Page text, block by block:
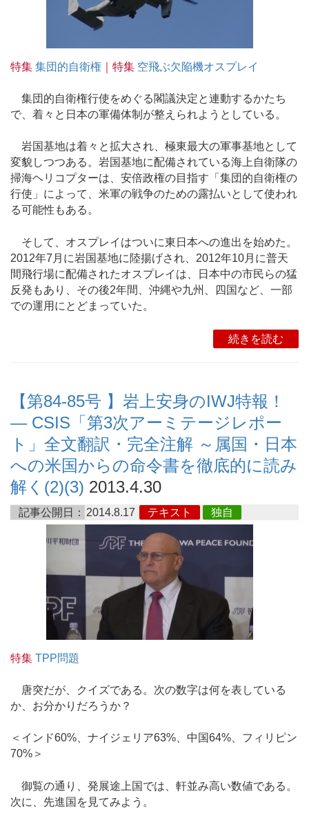
特集 集団的自衛権 ｜特集 空飛ぶ欠陥機オスプレイ
集団的自衛権行使をめぐる閣議決定と連動するかたち
で、着々と日本の軍備体制が整えられようとしている。
岩国基地は着々と拡大され、極東最大の軍事基地として
変貌しつつある。岩国基地に配備されている海上自衛隊の
掃海ヘリコプターは、安倍政権の目指す「集団的自衛権の
行使」によって、米軍の戦争のための露払いとして使われ
る可能性もある。
そして、オスプレイはついに東日本への進出を始めた。
2012年7月に岩国基地に陸揚げされ、2012年10月に普天
間飛行場に配備されたオスプレイは、日本中の市民らの猛
反発もあり、その後2年間、沖縄や九州、四国など、一部
での運用にとどまっていた。
続きを読む
【第84-85号 】岩上安身のIWJ特報！
― CSIS「第3次アーミテージレポー
ト」全文翻訳・完全注解 ～属国・日本
への米国からの命令書を徹底的に読み
解く(2)(3) 2013.4.30
記事公開日： 2014.8.17 テキスト 独自
特集 TPP問題
唐突だが、クイズである。次の数字は何を表している
か、お分かりだろうか？
＜インド60%、ナイジェリア63%、中国64%、フィリピン
70%＞
御覧の通り、発展途上国では、軒並み高い数値である。
次に、先進国を見てみよう。